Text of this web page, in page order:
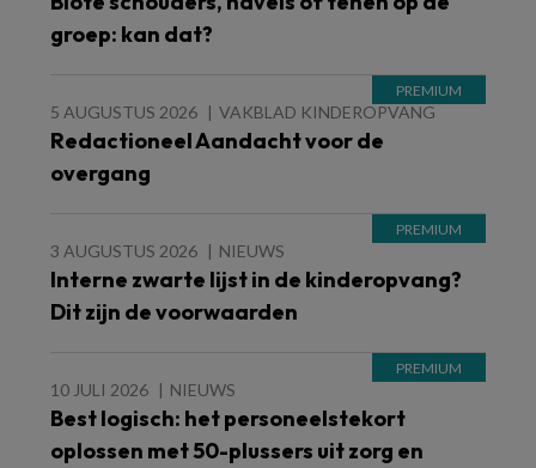
groep: kan dat?
5 AUGUSTUS 2026 VAKBLAD KINDEROPVANG
Redactioneel Aandacht voor de
overgang
3 AUGUSTUS 2026 NIEUWS
Interne zwarte lijst in de kinderopvang?
Dit zijn de voorwaarden
10 JULI 2026 NIEUWS
Best logisch: het personeelstekort
oplossen met 50-plussers uit zorg en